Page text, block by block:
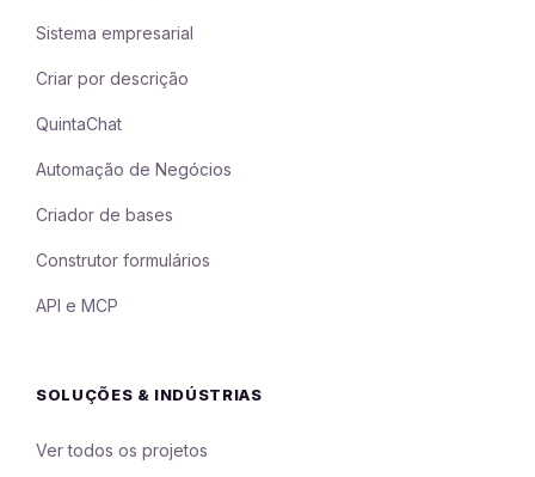
Sistema empresarial
Criar por descrição
QuintaChat
Automação de Negócios
Criador de bases
Construtor formulários
API e MCP
SOLUÇÕES & INDÚSTRIAS
Ver todos os projetos